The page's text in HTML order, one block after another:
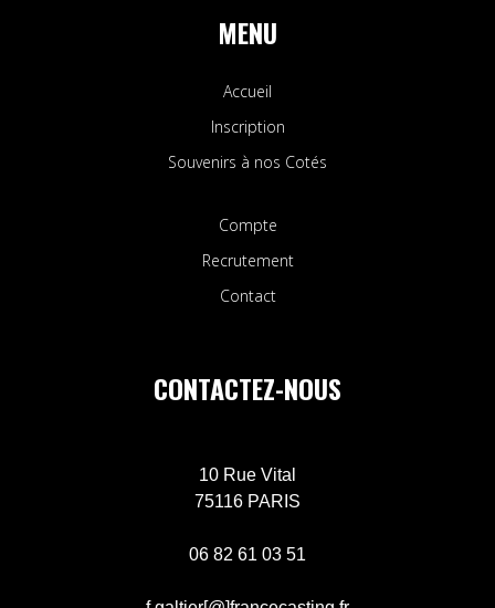
MENU
Accueil
Inscription
Souvenirs à nos Cotés
Compte
Recrutement
Contact
CONTACTEZ-NOUS
10 Rue Vital
75116 PARIS
06 82 61 03 51